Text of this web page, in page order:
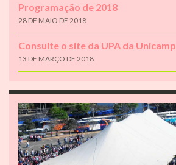
Programação de 2018
28 DE MAIO DE 2018
Consulte o site da UPA da Unicamp
13 DE MARÇO DE 2018